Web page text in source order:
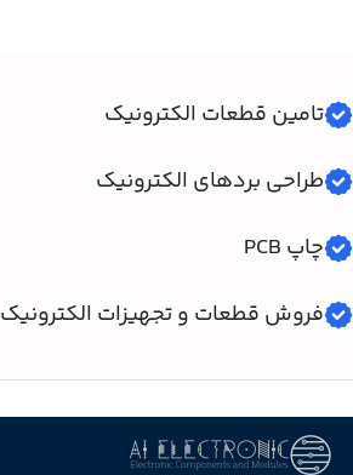
تامین قطعات الکترونیک
طراحی بردهای الکترونیک
چاپ PCB
فروش قطعات و تجهیزات الکترونیک